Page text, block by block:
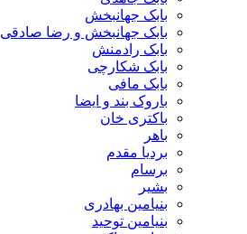
بابک جهانبخش
بابک جهانبخش و رضا صادقی
بابک رادمنش
بابک شکارچی
بابک مافی
باروک بند و ایضا
باکتری خان
باهر
بردیا مقدم
برسام
بشیر
بنیامین بهادری
بنیامین توحید